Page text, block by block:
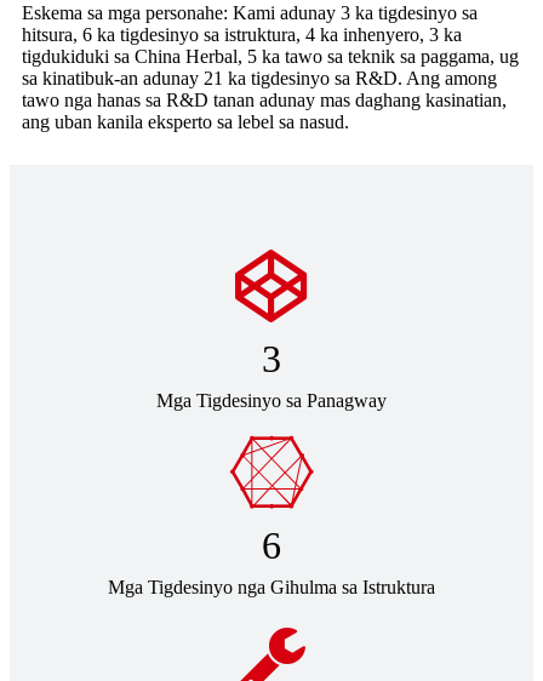
Eskema sa mga personahe: Kami adunay 3 ka tigdesinyo sa
hitsura, 6 ka tigdesinyo sa istruktura, 4 ka inhenyero, 3 ka
tigdukiduki sa China Herbal, 5 ka tawo sa teknik sa paggama, ug
sa kinatibuk-an adunay 21 ka tigdesinyo sa R&D. Ang among
tawo nga hanas sa R&D tanan adunay mas daghang kasinatian,
ang uban kanila eksperto sa lebel sa nasud.
3
Mga Tigdesinyo sa Panagway
6
Mga Tigdesinyo nga Gihulma sa Istruktura